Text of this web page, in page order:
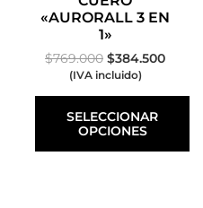
«AURORALL 3 EN
1»
$769.000 $384.500
(IVA incluido)
SELECCIONAR
OPCIONES
opciones
se
pueden
elegir
en
la
página
de
producto